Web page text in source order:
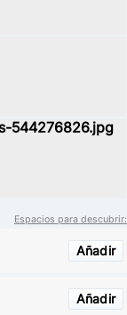
544276826.jpg
Espacios para descubrir:
Añadir
Añadir